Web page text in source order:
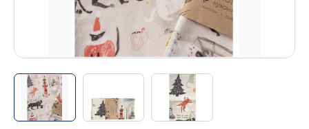
Написать нам в Телеграм
+7 (925) 294-91-85
,
+7 (926) 702-09-76